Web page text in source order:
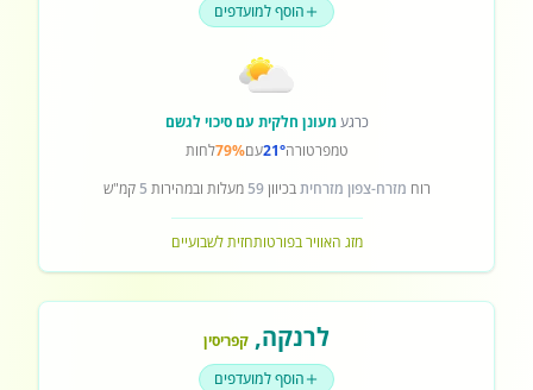
הוסף למועדפים
כרגעמעונן חלקית עם סיכוי לגשם
טמפרטורה21°עם79%לחות
רוח מזרח-צפון מזרחיתבכיוון59 מעלות ובמהירות 5 קמ"ש
מזג האוויר בפורטותחזית לשבועיים
לרנקה, קפריסין
הוסף למועדפים